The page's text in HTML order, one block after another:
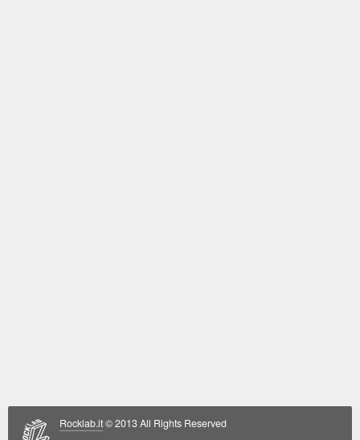
Rocklab.it© 2013 All Rights Reserved